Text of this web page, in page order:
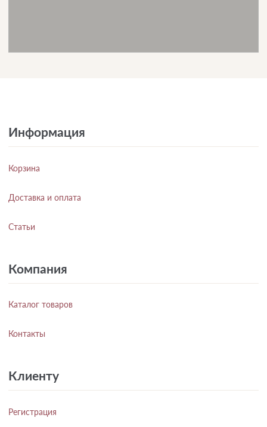
Информация
Корзина
Доставка и оплата
Статьи
Компания
Каталог товаров
Контакты
Клиенту
Регистрация